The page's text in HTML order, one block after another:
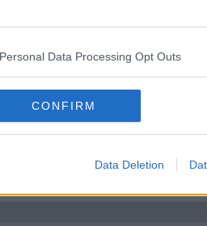
Personal Data Processing Opt Outs
CONFIRM
Data Deletion
de dig via mejl eller telefon
utan från och med
kvoten. 48 antagna. Kan tillägga att
i andra urvalet eller att bli inkallad som